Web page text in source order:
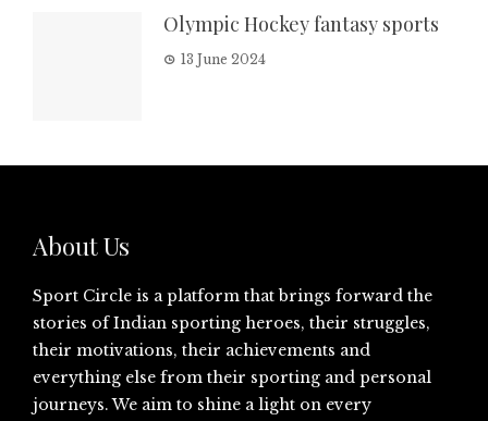
Olympic Hockey fantasy sports
13 June 2024
About Us
Sport Circle is a platform that brings forward the
stories of Indian sporting heroes, their struggles,
their motivations, their achievements and
everything else from their sporting and personal
journeys. We aim to shine a light on every